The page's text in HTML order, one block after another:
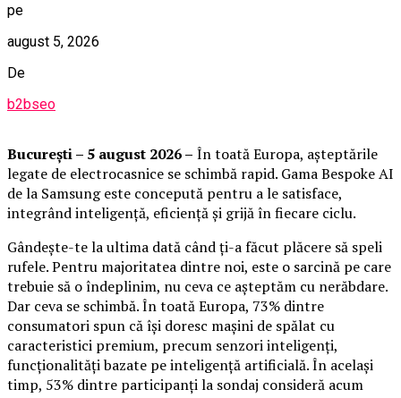
pe
august 5, 2026
De
b2bseo
București – 5 august 2026 – În toată Europa, așteptările
legate de electrocasnice se schimbă rapid. Gama Bespoke AI
de la Samsung este concepută pentru a le satisface,
integrând inteligență, eficiență și grijă în fiecare ciclu.
Gândește-te la ultima dată când ți-a făcut plăcere să speli
rufele. Pentru majoritatea dintre noi, este o sarcină pe care
trebuie să o îndeplinim, nu ceva ce așteptăm cu nerăbdare.
Dar ceva se schimbă. În toată Europa, 73% dintre
consumatori spun că își doresc mașini de spălat cu
caracteristici premium, precum senzori inteligenți,
funcționalități bazate pe inteligență artificială. În același
timp, 53% dintre participanți la sondaj consideră acum